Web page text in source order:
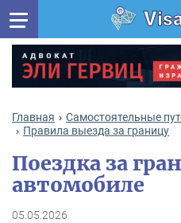
Главная
Самостоятельные
Правила выезда за границу
Поездка за
автомобиле
05.05.2026